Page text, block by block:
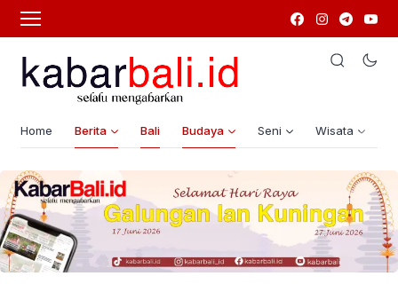
Home Berita Bali Budaya Seni Wisata